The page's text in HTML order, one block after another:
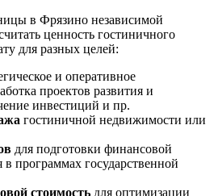
в Фрязино независимой
ценность гостиничного
для разных целей:
и оперативное
проектов развития и
инвестиций и пр.
гостиничной недвижимости или
для подготовки финансовой
в программах государственной
стоимость для оптимизации